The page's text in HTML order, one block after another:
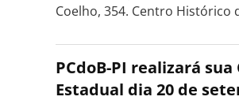
setembro
Coelho, 354. Centro Histórico
PCdoB-PI realizará
Estadual dia 20 de